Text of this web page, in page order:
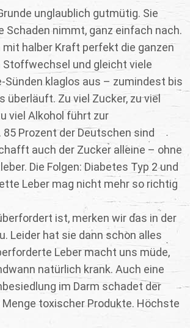
unglaublich gutmütig. Sie
Schaden nimmt, ganz einfach nach.
mit halber Kraft perfekt die ganzen
Stoffwechsel und gleicht viele
Sünden klaglos aus – zumindest bis
überläuft. Zu viel Zucker, zu viel
viel Alkohol führt zur
Prozent der Deutschen sind
auch der Zucker alleine – ohne
Die Folgen: Diabetes Typ 2 und
Leber mag nicht mehr so richtig
ist, merken wir das in der
Leider hat sie dann schon alles
Leber macht uns müde,
natürlich krank. Auch eine
im Darm schadet der
Menge toxischer Produkte. Höchste